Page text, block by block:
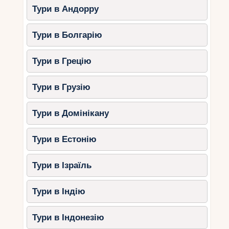
Таїланд ідеально підходить для тих, хто хоче
поєднувати пляжний відпочинок із культурними
відкриттями.
Що подивитись:
Бангкок– чудові палаци, храми та
плавучі ринки.
Аюттхая– стародавнє місто з
приголомшливими храмами.
Пхі-Пхі та Пхукет– райські пляжі та
блакитне море.
Чіанг-Май– культурний центр із
монастирями та природними
заповідниками.
3.Італія: Рим та узбережжя
Амальфі
Тури в Андорру
Тури в Болгарію
Тури в Грецію
Тури в Грузію
Тури в Домінікану
Тури в Естонію
Тури в Ізраїль
Тури в Індію
Тури в Індонезію